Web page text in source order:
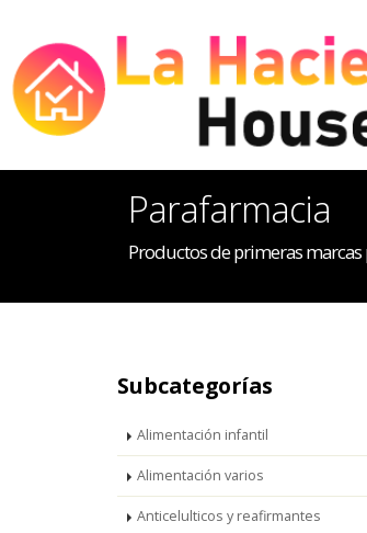
Parafarmacia
Productos de primeras marcas
Subcategorías
Alimentación infantil
Alimentación varios
Anticelulticos y reafirmantes